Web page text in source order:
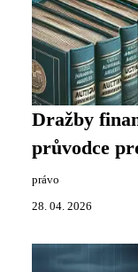
Dražby
průvodce
právo
28. 04. 2026